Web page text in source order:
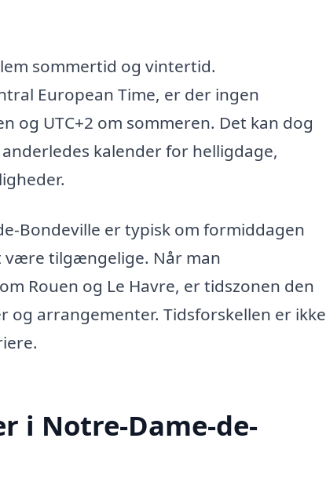
sommertid og vintertid.
European Time, er der ingen
og UTC+2 om sommeren. Det kan dog
kalender for helligdage,
Bondeville er typisk om formiddagen
være tilgængelige. Når man
Rouen og Le Havre, er tidszonen den
arrangementer. Tidsforskellen er ikke
i Notre-Dame-de-